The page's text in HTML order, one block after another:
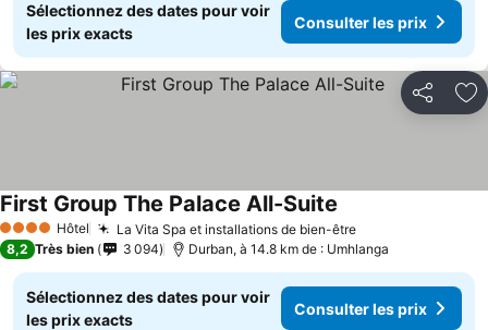
Sélectionnez des dates pour voir
les prix exacts
Consulter les prix
Partager
4 Étoiles Hôtel La Vita Spa et installations de bien-être
First Group The Palace All-Suite
8,2 Très bien 3 094 Durban, à 14.8 km de : Umhlanga
Sélectionnez des dates pour voir
les prix exacts
Consulter les prix